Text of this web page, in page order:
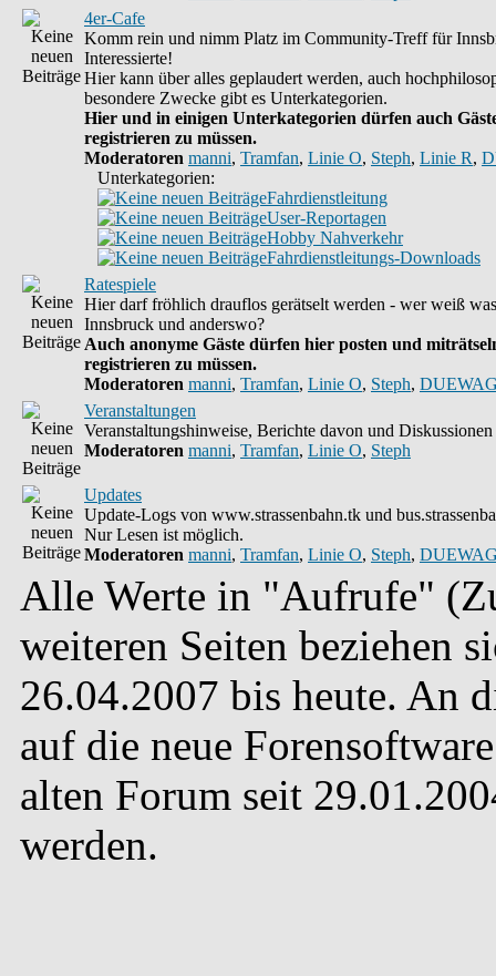
4er-Cafe
Komm rein und nimm Platz im Community-Treff für
Interessierte!
Hier kann über alles geplaudert werden, auch
besondere Zwecke gibt es Unterkategorien.
Hier und in einigen Unterkategorien dürfen auch
registrieren zu müssen.
Moderatoren manni, Tramfan, Linie O, Steph, Linie R,
Unterkategorien:
Fahrdienstleitung
User-Reportagen
Hobby Nahverkehr
Fahrdienstleitungs-Downloads
Ratespiele
Hier darf fröhlich drauflos gerätselt werden - wer weiß
Innsbruck und anderswo?
Auch anonyme Gäste dürfen hier posten und
registrieren zu müssen.
Moderatoren manni, Tramfan, Linie O, Steph,
Veranstaltungen
Veranstaltungshinweise, Berichte davon und Diskussionen
Moderatoren manni, Tramfan, Linie O, Steph
Updates
Update-Logs von www.strassenbahn.tk und
Nur Lesen ist möglich.
Moderatoren manni, Tramfan, Linie O, Steph,
Alle Werte in "Aufrufe"
weiteren Seiten beziehen
26.04.2007 bis heute. An
auf die neue
alten Forum seit
werden.